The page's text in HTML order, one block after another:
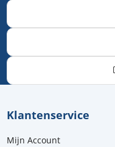
Klantenservice
Mijn Account